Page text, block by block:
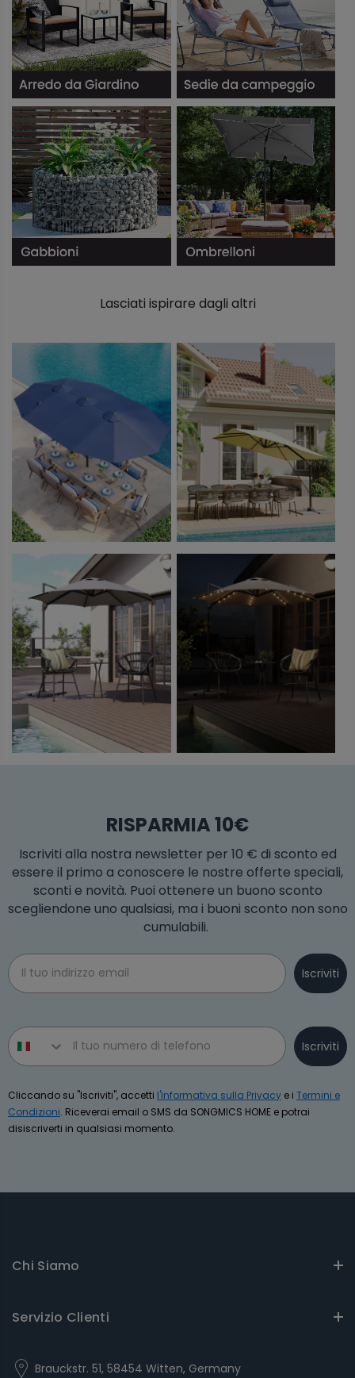
Lasciati ispirare dagli altri
RISPARMIA 10€
Iscriviti alla nostra newsletter per 10 € di sconto ed
essere il primo a conoscere le nostre offerte speciali,
sconti e novità. Puoi ottenere un buono sconto
scegliendone uno qualsiasi, ma i buoni sconto non sono
cumulabili.
Email
Iscriviti
Phone number
Iscriviti
Cliccando su "Iscriviti", accetti l'Informativa sulla Privacy e i Termini e
Condizioni. Riceverai email o SMS da SONGMICS HOME e potrai
disiscriverti in qualsiasi momento.
Chi Siamo
Servizio Clienti
Brauckstr. 51, 58454 Witten, Germany